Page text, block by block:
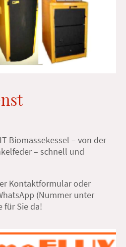
Biomassekessel – von der
– schnell und
Kontaktformular oder
(Nummer unter
für Sie da!